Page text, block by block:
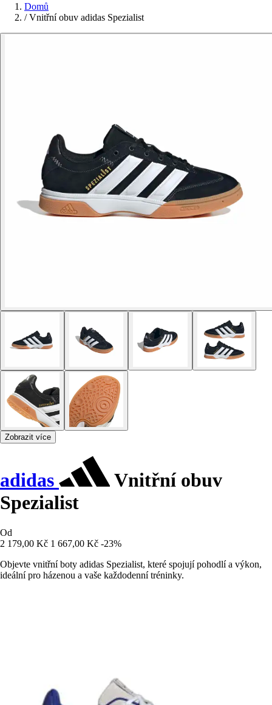
Domů
/ Vnitřní obuv adidas Spezialist
Zobrazit více
adidas
Vnitřní obuv
Spezialist
Od
2 179,00 Kč 1 667,00 Kč -23%
Objevte vnitřní boty adidas Spezialist, které spojují pohodlí a výkon,
ideální pro házenou a vaše každodenní tréninky.